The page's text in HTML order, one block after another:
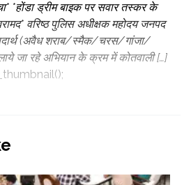
*होंडा ड्रीम बाइक पर सवार तस्कर के
वरिष्ठ पुलिस अधीक्षक महोदय जनपद
पदार्थ (अवैध शराब/स्मैक/चरस/गांजा/
जा रहे अभियान के क्रम में कोतवाली […]